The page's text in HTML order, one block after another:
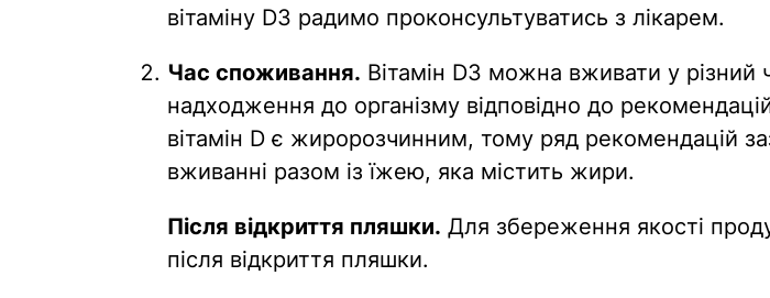
вітаміну D3 радимо проконсультуватись з лікарем.
Час споживання. Вітамін D3 можна вживати у
надходження до організму відповідно до
вітамін D є жиророзчинним, тому ряд рекомендацій
вживанні разом із їжею, яка містить жири.
Після відкриття пляшки. Для збереження якості
після відкриття пляшки.